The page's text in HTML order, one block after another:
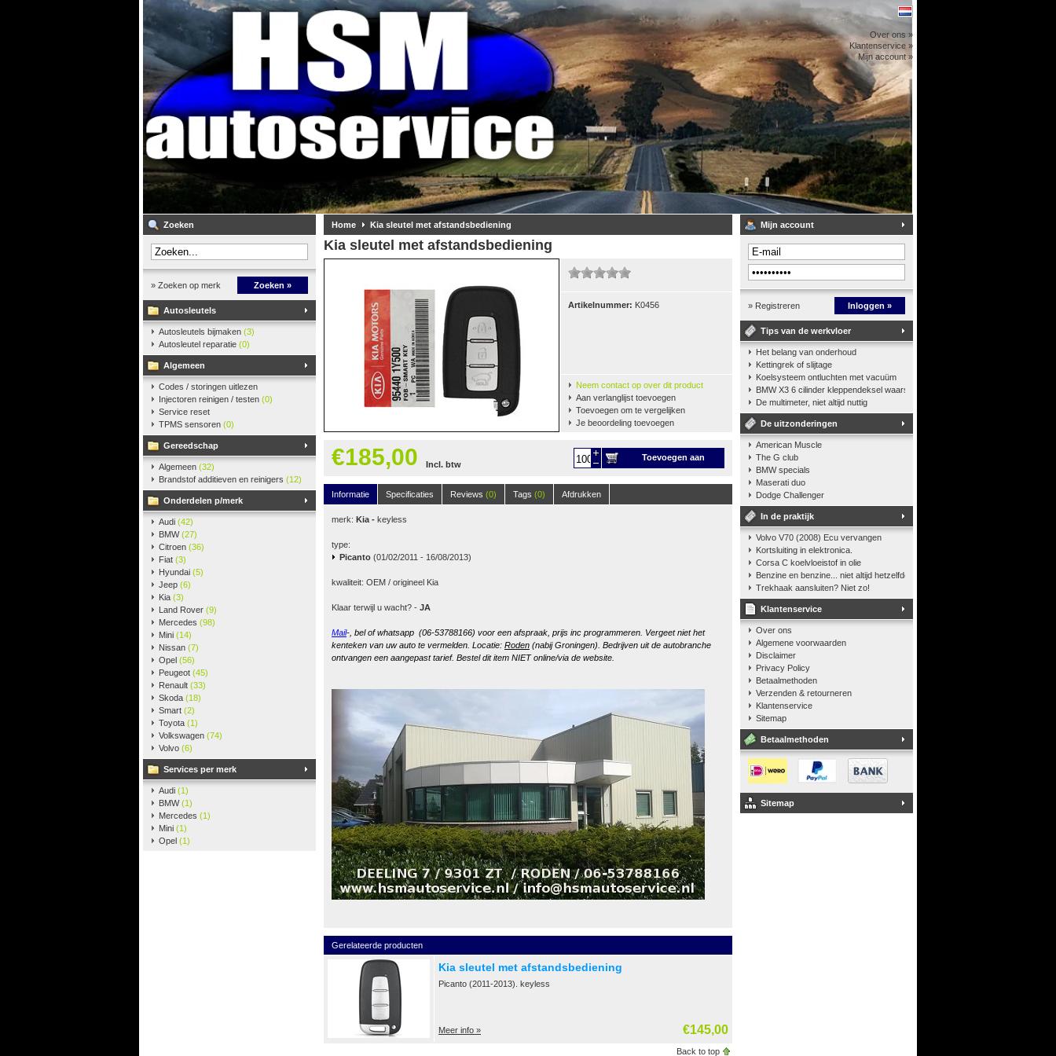
Over ons »
Klantenservice »
Mijn account »
Zoeken
» Zoeken op merk Zoeken »
Autosleutels
Autosleutels bijmaken (3)
Autosleutel reparatie (0)
Algemeen
Codes / storingen uitlezen
Injectoren reinigen / testen (0)
Service reset
TPMS sensoren (0)
Gereedschap
Algemeen (32)
Brandstof additieven en reinigers (12)
Onderdelen p/merk
Audi (42)
BMW(27)
Citroen (36)
Fiat (3)
Hyundai (5)
Jeep (6)
Kia (3)
Land Rover (9)
Mercedes (98)
Mini (14)
Nissan (7)
Opel (56)
Peugeot (45)
Renault (33)
Skoda (18)
Smart (2)
Toyota (1)
Volkswagen (74)
Volvo (6)
Services per merk
Audi (1)
BMW(1)
Mercedes (1)
Mini (1)
Opel (1)
Home Kia sleutel met afstandsbediening
Kia sleutel met afstandsbediening
Artikelnummer: K0456
Neem contact op over dit product
Aan verlanglijst toevoegen
Toevoegen om te vergelijken
Je beoordeling toevoegen
€185,00 Incl. btw
Toevoegen aan
Informatie
Specificaties Reviews (0) Tags (0) Afdrukken
merk: Kia - keyless
type:
Picanto (01/02/2011 - 16/08/2013)
kwaliteit: OEM / origineel Kia
Klaar terwijl u wacht? - JA
Mail-, bel of whatsapp (06-53788166) voor een afspraak, prijs inc programmeren. Vergeet niet het
kenteken van uw auto te vermelden. Locatie: Roden (nabij Groningen). Bedrijven uit de autobranche
ontvangen een aangepast tarief. Bestel dit item NIET online/via de website.
Gerelateerde producten
Kia sleutel met afstandsbediening
Picanto (2011-2013). keyless
Meer info » €145,00
Back to top
Mijn account
» Registreren Inloggen »
Tips van de werkvloer
Het belang van onderhoud
Kettingrek of slijtage
Koelsysteem ontluchten met vacuüm
BMW X3 6 cilinder kleppendeksel waarshuwing
De multimeter, niet altijd nuttig
De uitzonderingen
American Muscle
The G club
BMW specials
Maserati duo
Dodge Challenger
In de praktijk
Volvo V70 (2008) Ecu vervangen
Kortsluiting in elektronica.
Corsa C koelvloeistof in olie
Benzine en benzine... niet altijd hetzelfde
Trekhaak aansluiten? Niet zo!
Klantenservice
Over ons
Algemene voorwaarden
Disclaimer
Privacy Policy
Betaalmethoden
Verzenden & retourneren
Klantenservice
Sitemap
Betaalmethoden
Sitemap